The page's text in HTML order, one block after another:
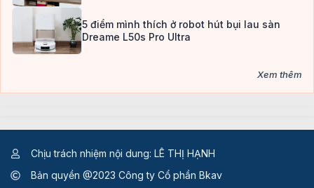
5 điểm mình thích ở robot hút bụi lau sàn
Dreame L50s Pro Ultra
Xem thêm
Chịu trách nhiệm nội dung: LÊ THỊ HẠNH
Bản quyền @2023 Công ty Cổ phần Bkav